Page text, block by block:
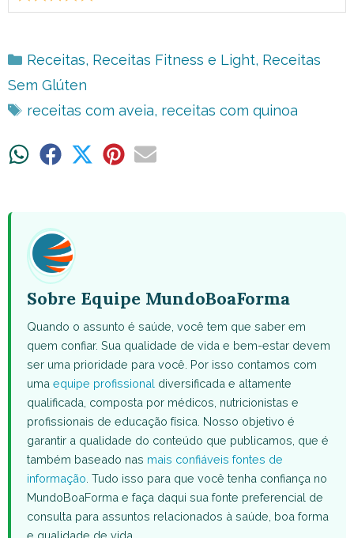
Categorias
Receitas, Receitas Fitness e Light, Receitas
Sem Glúten
Tags
receitas com aveia, receitas com quinoa
ShareShare ShareShareShare
Sobre Equipe MundoBoaForma
Quando o assunto é saúde, você tem que saber em
quem confiar. Sua qualidade de vida e bem-estar devem
ser uma prioridade para você. Por isso contamos com
uma equipe profissional diversificada e altamente
qualificada, composta por médicos, nutricionistas e
profissionais de educação física. Nosso objetivo é
garantir a qualidade do conteúdo que publicamos, que é
também baseado nas mais confiáveis fontes de
informação . Tudo isso para que você tenha confiança no
MundoBoaForma e faça daqui sua fonte preferencial de
consulta para assuntos relacionados à saúde, boa forma